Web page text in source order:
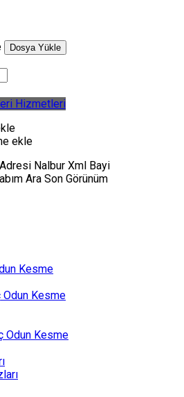
Dosya Yükle
Hizmetleri
ekle
Nalbur Xml Bayi
Ara Son Görünüm
Kesme
Odun Kesme
Odun Kesme